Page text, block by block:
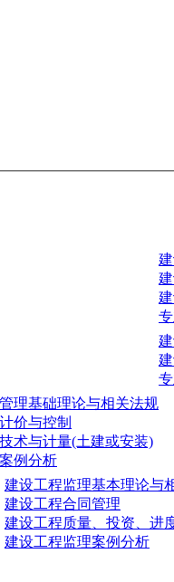
理基础理论与相关法规
价与控制
术与计量(土建或安装)
例分析
建设工程监理基本理论与
建设工程合同管理
建设工程质量、投资、进
建设工程监理案例分析